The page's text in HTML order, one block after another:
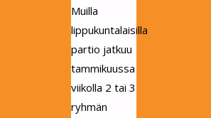
Muilla
lippukuntalaisilla
partio jatkuu
tammikuussa
viikolla 2 tai 3
ryhmän